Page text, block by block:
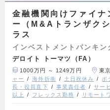
金融機関向けファイナ
ー（M&Aトランザク
ラス
インベストメントバンキ
デロイト トーマツ（FA）
1000万円 ～ 1249万円 東
ャー
海外折衝 土日祝休み ポ
長・役員直下
事業責任者 サー
以上
フレックス勤務 リモート